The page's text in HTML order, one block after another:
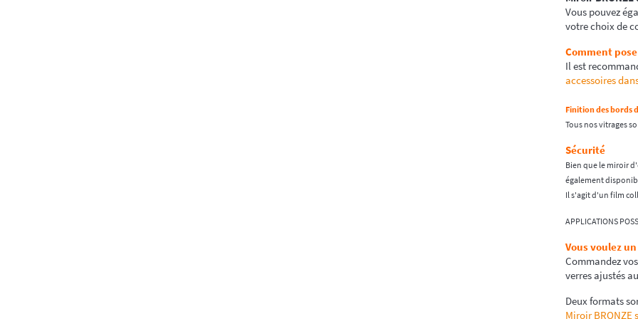
Vous pouvez
votre choix de
Comment
Il est
accessoires
Finition des bords
Tous nos vitrages
Sécurité
Bien que le miroir
également
Il s'agit d'un film
APPLICATIONS
Vous voulez
Commandez
verres ajustés
Deux formats
Miroir BRONZE